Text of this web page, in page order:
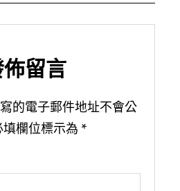
留言
的電子郵件地址不會公
填欄位標示為 *